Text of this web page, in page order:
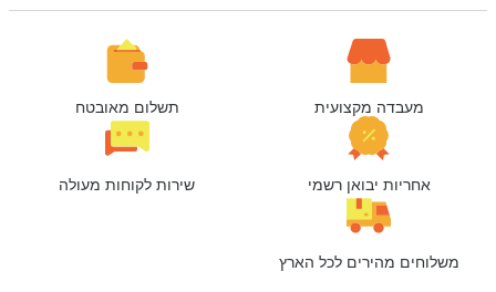
מעבדה מקצועית תשלום מאובטח
אחריות יבואן רשמי שירות לקוחות מעולה
משלוחים מהירים לכל הארץ